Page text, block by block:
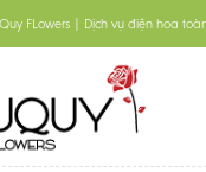
FLowers | Dịch vụ điện hoa